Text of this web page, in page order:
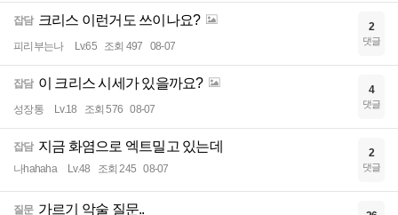
잡담 크리스 이런거도 쓰이나요?
피리부는나 Lv.65 조회 497 08-07
2
댓글
잡담 이 크리스 시세가 있을까요?
성장통 Lv.18 조회 576 08-07
4
댓글
잡담 지금 화염으로 엑트밀고 있는데
나hahaha Lv.48 조회 245 08-07
2
댓글
질문 가르기 악술 질문..